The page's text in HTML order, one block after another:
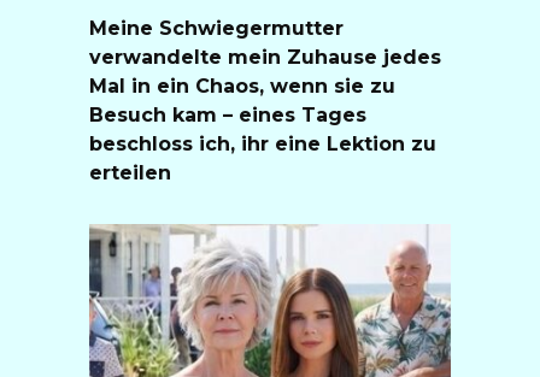
Meine Schwiegermutter
verwandelte mein Zuhause jedes
Mal in ein Chaos, wenn sie zu
Besuch kam – eines Tages
beschloss ich, ihr eine Lektion zu
erteilen